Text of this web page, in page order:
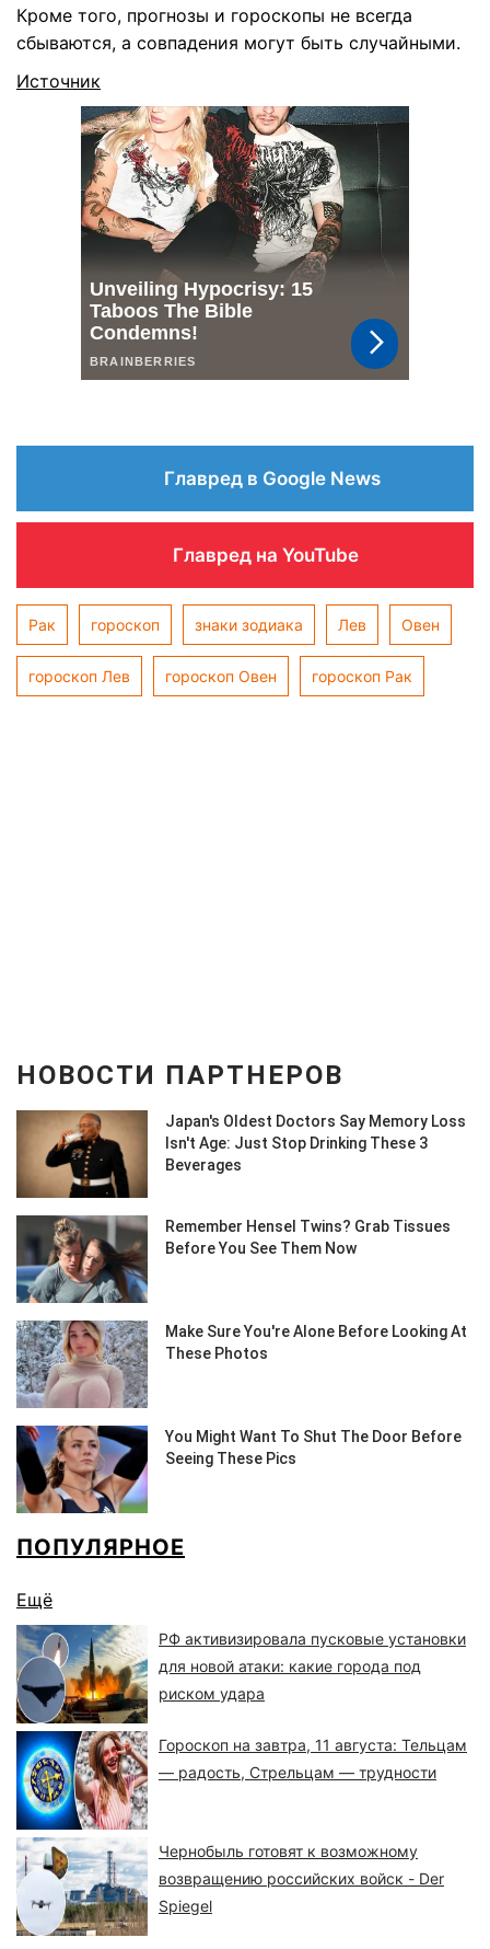
Кроме того, прогнозы и гороскопы не всегда
сбываются, а совпадения могут быть случайными.
Источник
Главред в Google News
Главред на YouTube
Рак гороскоп знаки зодиака Лев Овен
гороскоп Лев гороскоп Овен гороскоп Рак
ПОПУЛЯРНОЕ
Ещё
РФ активизировала пусковые установки
для новой атаки: какие города под
риском удара
Гороскоп на завтра, 11 августа: Тельцам
— радость, Стрельцам — трудности
Чернобыль готовят к возможному
возвращению российских войск - Der
Spiegel